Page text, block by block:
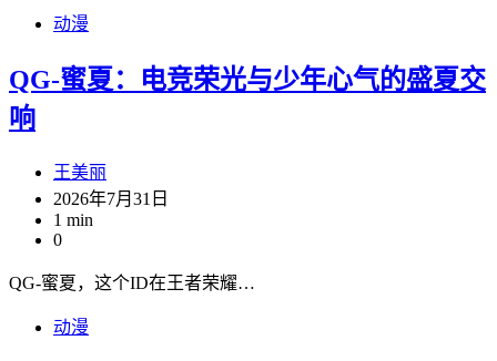
动漫
QG-蜜夏：电竞荣光与少年心气的盛夏交
响
王美丽
2026年7月31日
1 min
0
QG-蜜夏，这个ID在王者荣耀…
动漫